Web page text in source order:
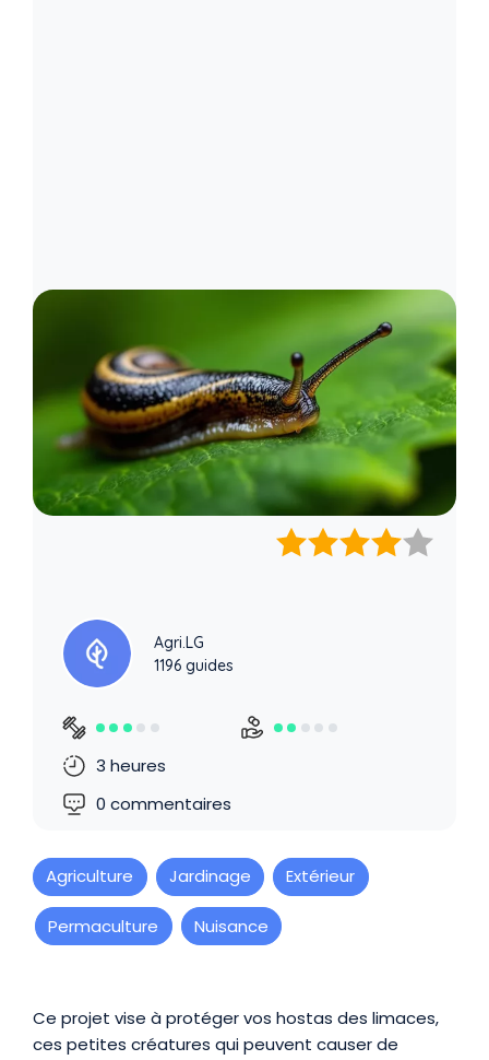
Image
Agri.LG
1196 guides
3 heures
0 commentaires
Agriculture Jardinage Extérieur
Permaculture Nuisance
Présentation
Ce projet vise à protéger vos hostas des limaces,
ces petites créatures qui peuvent causer de